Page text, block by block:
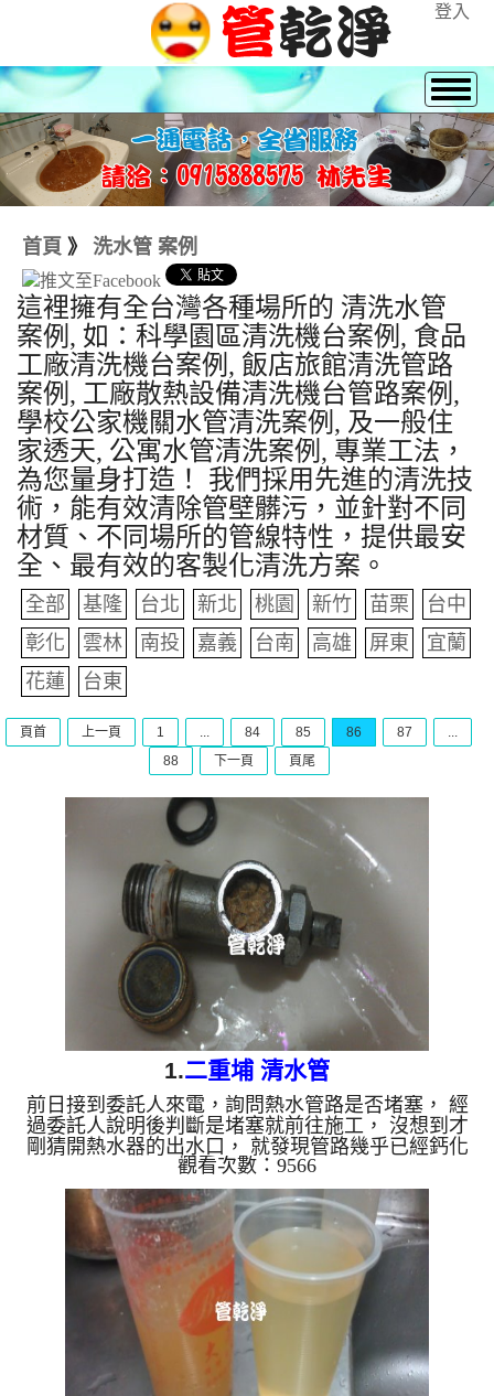
登入
首頁 》 洗水管 案例
這裡擁有全台灣各種場所的 清洗水管
案例, 如：科學園區清洗機台案例, 食品
工廠清洗機台案例, 飯店旅館清洗管路
案例, 工廠散熱設備清洗機台管路案例,
學校公家機關水管清洗案例, 及一般住
家透天, 公寓水管清洗案例, 專業工法，
為您量身打造！ 我們採用先進的清洗技
術，能有效清除管壁髒污，並針對不同
材質、不同場所的管線特性，提供最安
全、最有效的客製化清洗方案。
全部 基隆 台北 新北 桃園 新竹 苗栗
台中
彰化
雲林 南投 嘉義 台南 高雄 屏東
宜蘭
花蓮
台東
頁首 上一頁 1 ... 84 85 86 87
...
88
下一頁 頁尾
1.二重埔 清水管
前日接到委託人來電，詢問熱水管路是否堵塞， 經
過委託人說明後判斷是堵塞就前往施工， 沒想到才
剛猜開熱水器的出水口， 就發現管路幾乎已經鈣化
了， 連熱水器裡面也一樣， 洗這麼多家第一次看到
鈣化如此嚴重的， 經過一番努力過後， 終於讓委託
人能好好洗個熱水澡。 清洗水管 水管清洗 洗水管
熱水管堵塞 熱水忽冷忽熱...
觀看次數：9566